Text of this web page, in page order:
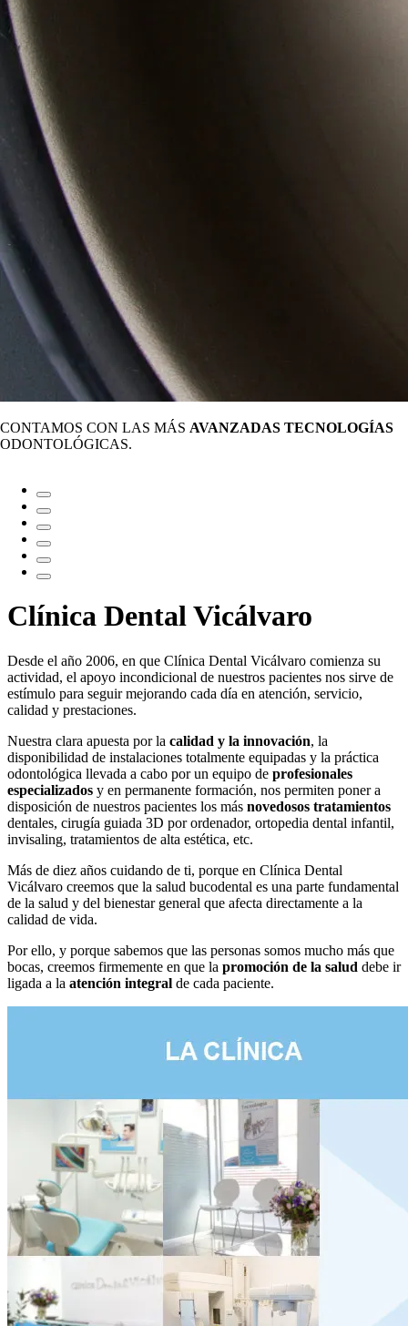
CONTAMOS CON LAS MÁS AVANZADAS TECNOLOGÍAS
ODONTOLÓGICAS.
Clínica Dental Vicálvaro
Desde el año 2006, en que Clínica Dental Vicálvaro comienza su
actividad, el apoyo incondicional de nuestros pacientes nos sirve de
estímulo para seguir mejorando cada día en atención, servicio,
calidad y prestaciones.
Nuestra clara apuesta por la calidad y la innovación, la
disponibilidad de instalaciones totalmente equipadas y la práctica
odontológica llevada a cabo por un equipo de profesionales
especializados y en permanente formación, nos permiten poner a
disposición de nuestros pacientes los más novedosos tratamientos
dentales, cirugía guiada 3D por ordenador, ortopedia dental infantil,
invisaling, tratamientos de alta estética, etc.
Más de diez años cuidando de ti, porque en Clínica Dental
Vicálvaro creemos que la salud bucodental es una parte fundamental
de la salud y del bienestar general que afecta directamente a la
calidad de vida.
Por ello, y porque sabemos que las personas somos mucho más que
bocas, creemos firmemente en que la promoción de la salud debe ir
ligada a la atención integral de cada paciente.